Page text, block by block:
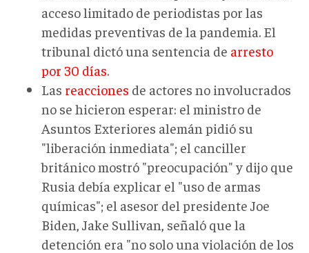
acceso limitado de periodistas por las
medidas preventivas de la pandemia. El
tribunal dictó una sentencia de arresto
por 30 días.
Las reacciones de actores no involucrados
no se hicieron esperar: el ministro de
Asuntos Exteriores alemán pidió su
"liberación inmediata"; el canciller
británico mostró "preocupación" y dijo que
Rusia debía explicar el "uso de armas
químicas"; el asesor del presidente Joe
Biden, Jake Sullivan, señaló que la
detención era "no solo una violación de los